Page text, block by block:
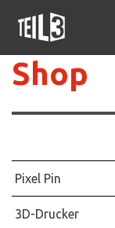
Shop
Pixel Pin
3D-Drucker